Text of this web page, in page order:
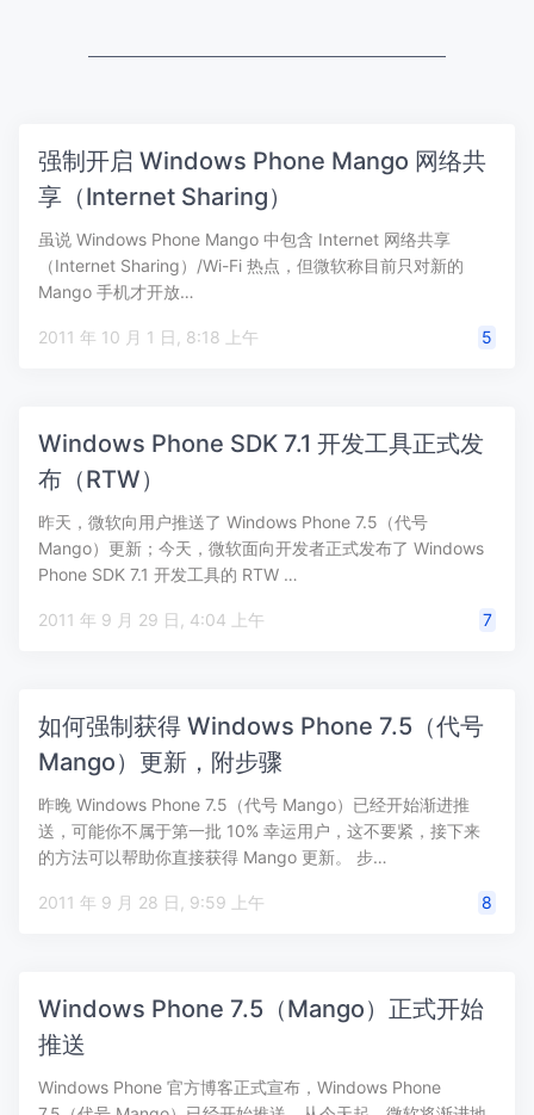
强制开启 Windows Phone Mango 网络共
享（Internet Sharing）
虽说 Windows Phone Mango 中包含 Internet 网络共享
（Internet Sharing）/Wi-Fi 热点，但微软称目前只对新的
Mango 手机才开放…
2011 年 10 月 1 日, 8:18 上午 5
Windows Phone SDK 7.1 开发工具正式发
布（RTW）
昨天，微软向用户推送了 Windows Phone 7.5（代号
Mango）更新；今天，微软面向开发者正式发布了 Windows
Phone SDK 7.1 开发工具的 RTW …
2011 年 9 月 29 日, 4:04 上午 7
如何强制获得 Windows Phone 7.5（代号
Mango）更新，附步骤
昨晚 Windows Phone 7.5（代号 Mango）已经开始渐进推
送，可能你不属于第一批 10% 幸运用户，这不要紧，接下来
的方法可以帮助你直接获得 Mango 更新。 步…
2011 年 9 月 28 日, 9:59 上午 8
Windows Phone 7.5（Mango）正式开始
推送
Windows Phone 官方博客正式宣布，Windows Phone